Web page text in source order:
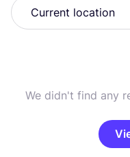
We didn't find any